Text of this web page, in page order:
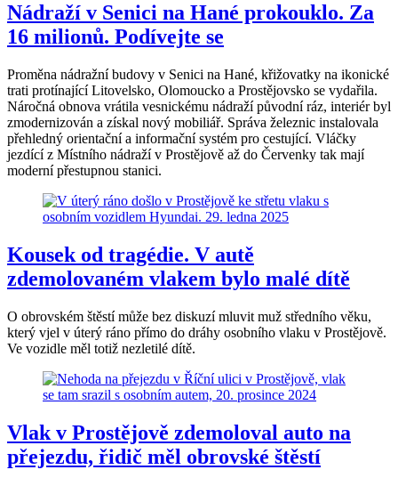
Nádraží v Senici na Hané prokouklo. Za
16 milionů. Podívejte se
Proměna nádražní budovy v Senici na Hané, křižovatky na ikonické
trati protínající Litovelsko, Olomoucko a Prostějovsko se vydařila.
Náročná obnova vrátila vesnickému nádraží původní ráz, interiér byl
zmodernizován a získal nový mobiliář. Správa železnic instalovala
přehledný orientační a informační systém pro cestující. Vláčky
jezdící z Místního nádraží v Prostějově až do Červenky tak mají
moderní přestupnou stanici.
Kousek od tragédie. V autě
zdemolovaném vlakem bylo malé dítě
O obrovském štěstí může bez diskuzí mluvit muž středního věku,
který vjel v úterý ráno přímo do dráhy osobního vlaku v Prostějově.
Ve vozidle měl totiž nezletilé dítě.
Vlak v Prostějově zdemoloval auto na
přejezdu, řidič měl obrovské štěstí